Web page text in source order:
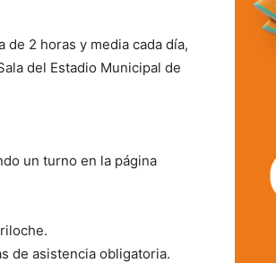
2 horas y media cada día,
del Estadio Municipal de
un turno en la página
de asistencia obligatoria.